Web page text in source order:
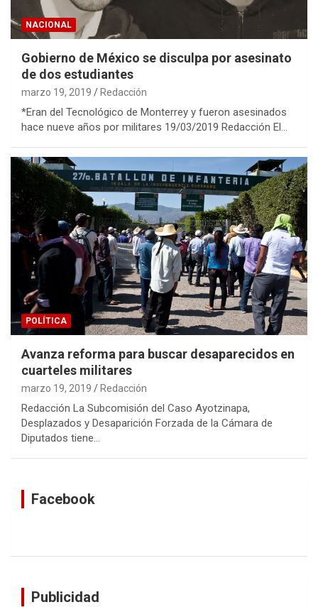
NACIONAL
Gobierno de México se disculpa por asesinato
de dos estudiantes
marzo 19, 2019 Redacción
*Eran del Tecnológico de Monterrey y fueron asesinados
hace nueve años por militares 19/03/2019 Redacción El…
POLÍTICA
Avanza reforma para buscar desaparecidos en
cuarteles militares
marzo 19, 2019 Redacción
Redacción La Subcomisión del Caso Ayotzinapa,
Desplazados y Desaparición Forzada de la Cámara de
Diputados tiene…
Facebook
Publicidad